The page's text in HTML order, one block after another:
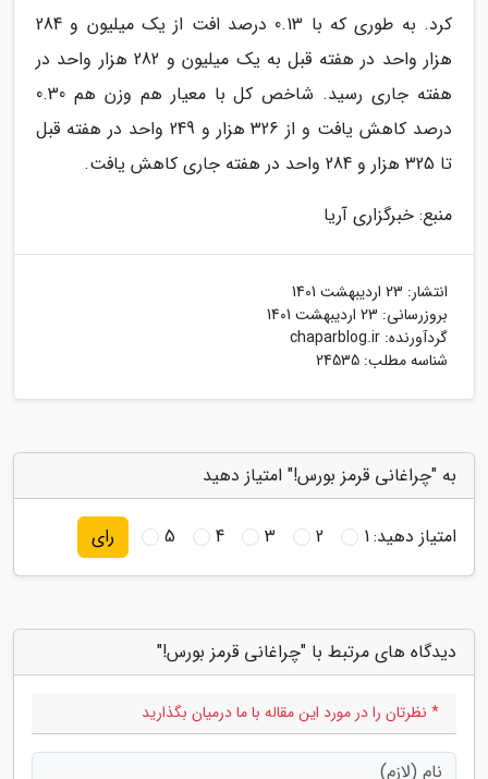
کرد. به طوری که با 0.13 درصد افت از یک میلیون و 284
هزار واحد در هفته قبل به یک میلیون و 282 هزار واحد در
هفته جاری رسید. شاخص کل با معیار هم وزن هم 0.30
درصد کاهش یافت و از 326 هزار و 249 واحد در هفته قبل
تا 325 هزار و 284 واحد در هفته جاری کاهش یافت.
منبع: خبرگزاری آریا
انتشار: 23 اردیبهشت 1401
بروزرسانی: 23 اردیبهشت 1401
گردآورنده: chaparblog.ir
شناسه مطلب: 24535
به "چراغانی قرمز بورس!" امتیاز دهید
امتیاز دهید:1
2
3
4
5 رای
دیدگاه های مرتبط با "چراغانی قرمز بورس!"
* نظرتان را در مورد این مقاله با ما درمیان بگذارید